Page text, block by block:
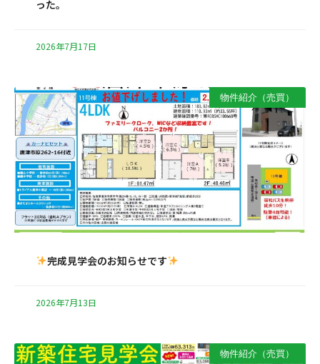
った。
2026年7月17日
物件紹介（売買）
完成見学会のお知らせです
2026年7月13日
物件紹介（売買）